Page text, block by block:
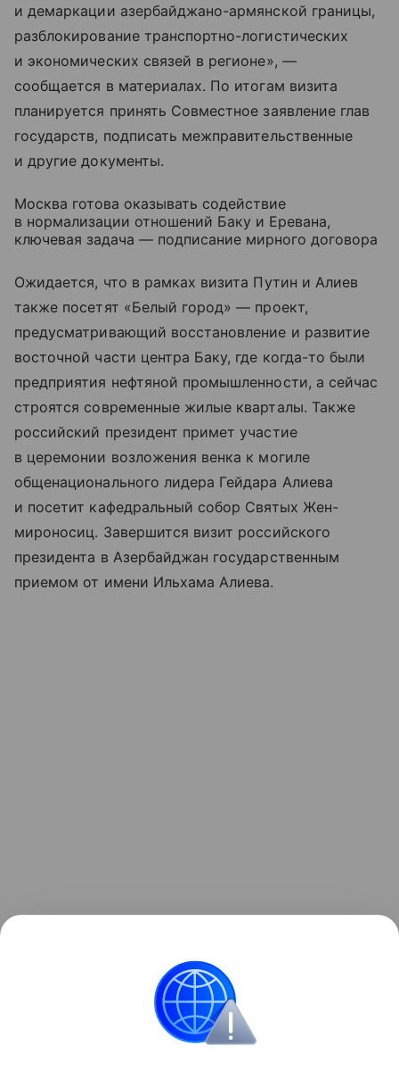
и демаркации азербайджано-армянской границы,
разблокирование транспортно-логистических
и экономических связей в регионе», —
сообщается в материалах. По итогам визита
планируется принять Совместное заявление глав
государств, подписать межправительственные
и другие документы.
Москва готова оказывать содействие
в нормализации отношений Баку и Еревана,
ключевая задача — подписание мирного договора
Ожидается, что в рамках визита Путин и Алиев
также посетят «Белый город» — проект,
предусматривающий восстановление и развитие
восточной части центра Баку, где когда-то были
предприятия нефтяной промышленности, а сейчас
строятся современные жилые кварталы. Также
российский президент примет участие
в церемонии возложения венка к могиле
общенационального лидера Гейдара Алиева
и посетит кафедральный собор Святых Жен-
мироносиц. Завершится визит российского
президента в Азербайджан государственным
приемом от имени Ильхама Алиева.
Добавим, что Путин и Алиев находятся
в постоянном контакте. В 2024 году это уже
их третья очная встреча.